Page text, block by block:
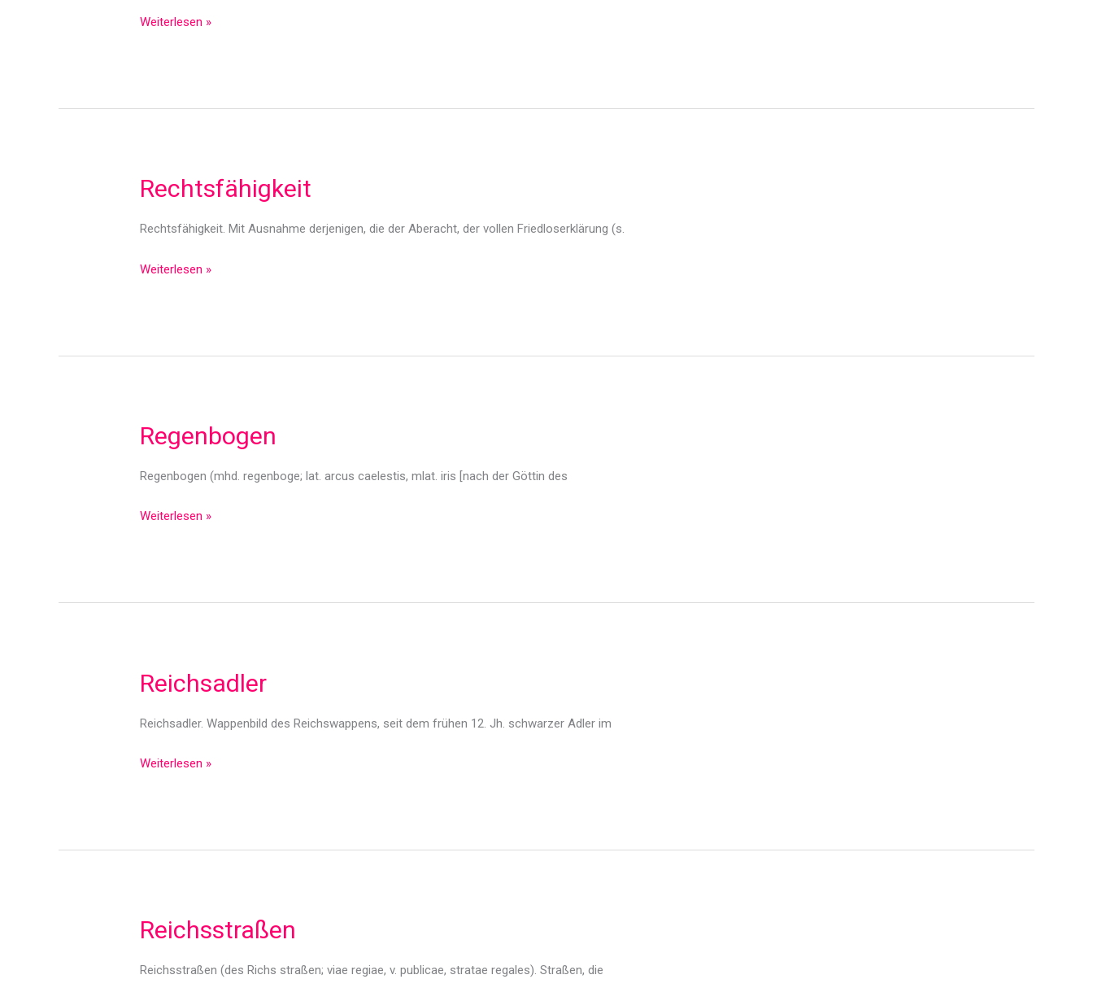
Raub
Weiterlesen »
Rechtsfähigkeit
Rechtsfähigkeit. Mit Ausnahme derjenigen, die der Aberacht, der vollen Friedloserklärung (s.
Rechtsfähigkeit
Weiterlesen »
Regenbogen
Regenbogen (mhd. regenboge; lat. arcus caelestis, mlat. iris [nach der Göttin des
Regenbogen
Weiterlesen »
Reichsadler
Reichsadler. Wappenbild des Reichswappens, seit dem frühen 12. Jh. schwarzer Adler im
Reichsadler
Weiterlesen »
Reichsstraßen
Reichsstraßen (des Richs straßen; viae regiae, v. publicae, stratae regales). Straßen, die